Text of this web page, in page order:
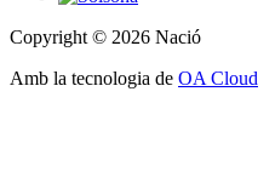
Copyright © 2026 Nació
Amb la tecnologia de OA Cloud